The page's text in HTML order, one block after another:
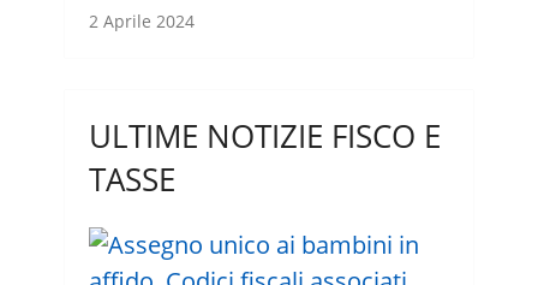
2 Aprile 2024
ULTIME NOTIZIE FISCO E
TASSE